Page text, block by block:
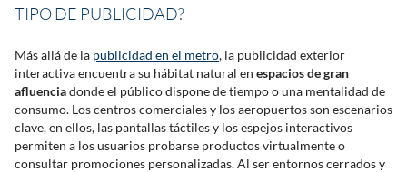
TIPO DE PUBLICIDAD?
Más allá de la publicidad en el metro, la publicidad exterior
interactiva encuentra su hábitat natural en espacios de gran
afluenciadonde el público dispone de tiempo o una mentalidad de
consumo. Los centros comerciales y los aeropuertos son escenarios
clave, en ellos, las pantallas táctiles y los espejos interactivos
permiten a los usuarios probarse productos virtualmente o
consultar promociones personalizadas. Al ser entornos cerrados y